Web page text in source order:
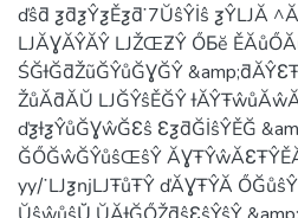
ďŝƌ ƺƌƺŶƺĚƺƌ͘ 7ŬŝŶİŝ ƺŶǇĂ
ǇĂƔĂŶĂŶ ǇŽŒƵŶ ŐƂĕ
ŚĞƚĞƌŽũĞŶůĞƔĞŶ
ŽůĂƌĂŬ ǇĞŶŝĚĞŶ
ďƺƚƺŶůĞƔŵĞƐŝ ƐƺƌĞİŝŶĚĞ
ĞŐĞŵĞŶůŝŒŝŶ
yy/͘ ǇƺǌǇŦůŦŶ ďĂƔŦŶĂ